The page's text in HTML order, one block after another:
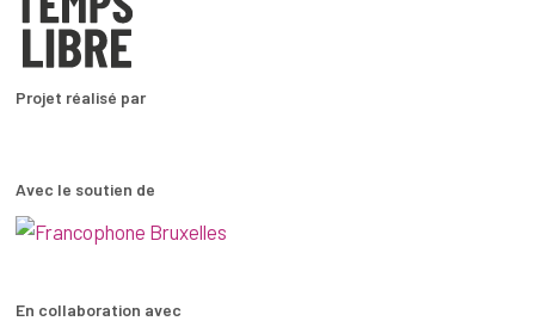
Projet réalisé par
Avec le soutien de
En collaboration avec